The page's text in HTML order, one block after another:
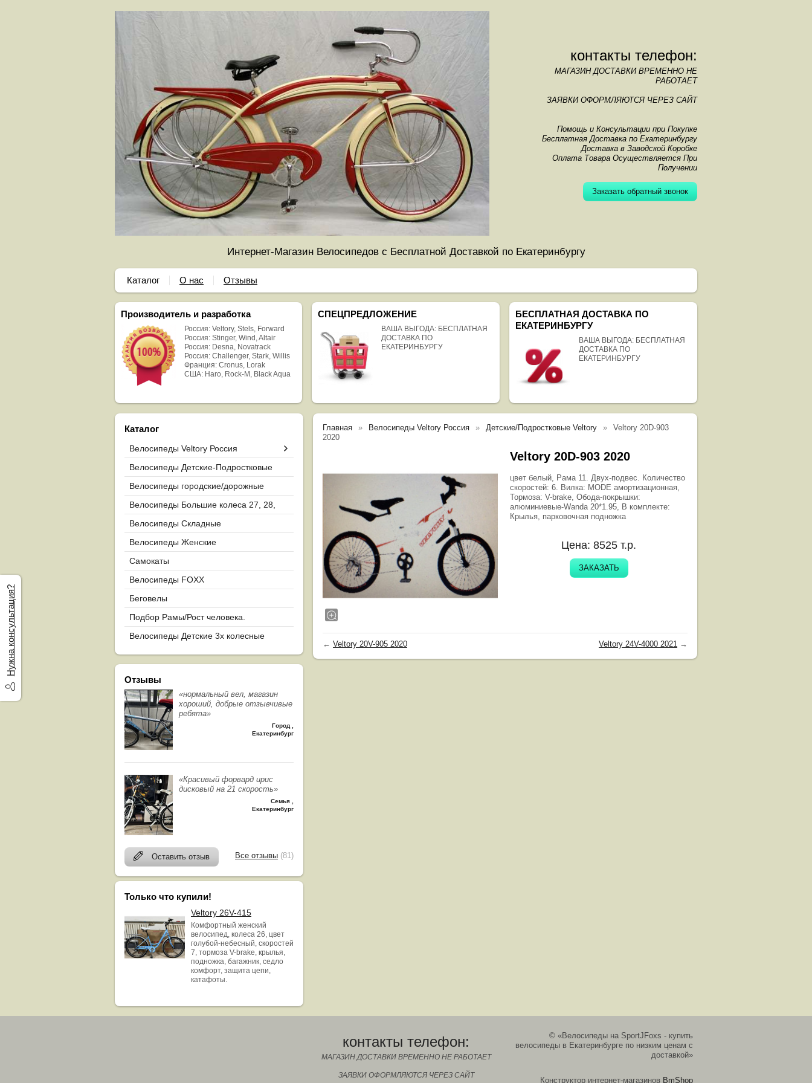
контакты телефон:
МАГАЗИН ДОСТАВКИ ВРЕМЕННО НЕ
РАБОТАЕТ
ЗАЯВКИ ОФОРМЛЯЮТСЯ ЧЕРЕЗ САЙТ
Помощь и Консультации при Покупке
Бесплатная Доставка по Екатеринбургу
Доставка в Заводской Коробке
Оплата Товара Осуществляется При
Получении
Заказать обратный звонок
Интернет-Магазин Велосипедов с Бесплатной Доставкой по Екатеринбургу
Каталог О нас Отзывы
Производитель и разработка
Россия: Veltory, Stels, Forward
Россия: Stinger, Wind, Altair
Россия: Desna, Novatrack
Россия: Challenger, Stark, Willis
Франция: Cronus, Lorak
США: Haro, Rock-M, Black Aqua
СПЕЦПРЕДЛОЖЕНИЕ
ВАША ВЫГОДА: БЕСПЛАТНАЯ
ДОСТАВКА ПО
ЕКАТЕРИНБУРГУ
БЕСПЛАТНАЯ ДОСТАВКА ПО
ЕКАТЕРИНБУРГУ
ВАША ВЫГОДА: БЕСПЛАТНАЯ
ДОСТАВКА ПО
ЕКАТЕРИНБУРГУ
Каталог
Велосипеды Veltory Россия
Велосипеды Детские-Подростковые
Велосипеды городские/дорожные
Велосипеды Большие колеса 27, 28,
29
Велосипеды Складные
Велосипеды Женские
Самокаты
Велосипеды FOXX
Беговелы
Подбор Рамы/Рост человека.
Велосипеды Детские 3х колесные
Отзывы
«нормальный вел, магазин
хороший, добрые отзывчивые
ребята»
Город
Екатеринбург
«Красивый форвард ирис
дисковый на 21 скорость»
Семья
Екатеринбург
Оставить отзыв Все отзывы (81)
Только что купили!
Veltory 26V-415
Комфортный женский
велосипед, колеса 26, цвет
голубой-небесный, скоростей
7, тормоза V-brake, крылья,
подножка, багажник, седло
комфорт, защита цепи,
катафоты.
Главная Велосипеды Veltory Россия Детские/Подростковые Veltory
Veltory 20D-903
2020
Veltory 20D-903 2020
цвет белый, Рама 11. Двух-подвес. Количество
скоростей: 6. Вилка: MODE амортизационная,
Тормоза: V-brake, Обода-покрышки:
алюминиевые-Wanda 20*1.95, В комплекте:
Крылья, парковочная подножка
Цена: 8525 т.р.
ЗАКАЗАТЬ
← Veltory 20V-905 2020 Veltory 24V-4000 2021 →
© «Велосипеды на SportJFoxs - купить
велосипеды в Екатеринбурге по низким ценам с
доставкой»
Конструктор интернет-магазинов BmShop
контакты телефон:
МАГАЗИН ДОСТАВКИ ВРЕМЕННО НЕ РАБОТАЕТ
ЗАЯВКИ ОФОРМЛЯЮТСЯ ЧЕРЕЗ САЙТ
Нужна консультация?